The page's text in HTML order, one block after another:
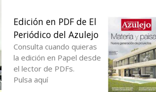
Edición en PDF de El
Periódico del Azulejo
Consulta cuando quieras
la edición en Papel desde
el lector de PDFs.
Pulsa aquí